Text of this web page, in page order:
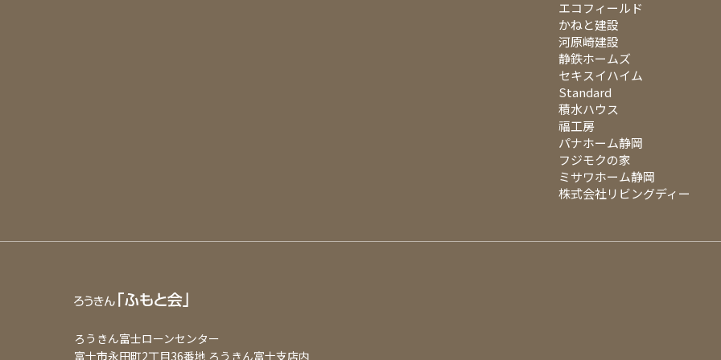
エコフィールド
かねと建設
河原崎建設
静鉄ホームズ
セキスイハイム
Standard
積水ハウス
福工房
パナホーム静岡
フジモクの家
ミサワホーム静岡
株式会社リビングディー
ろうきん富士ローンセンター
富士市永田町2丁目36番地 ろうきん富士支店内